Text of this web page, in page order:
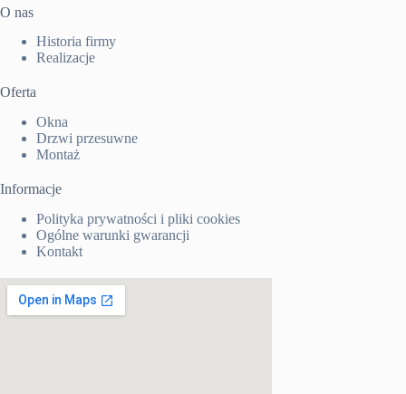
O nas
Historia firmy
Realizacje
Oferta
Okna
Drzwi przesuwne
Montaż
Informacje
Polityka prywatności i pliki cookies
Ogólne warunki gwarancji
Kontakt